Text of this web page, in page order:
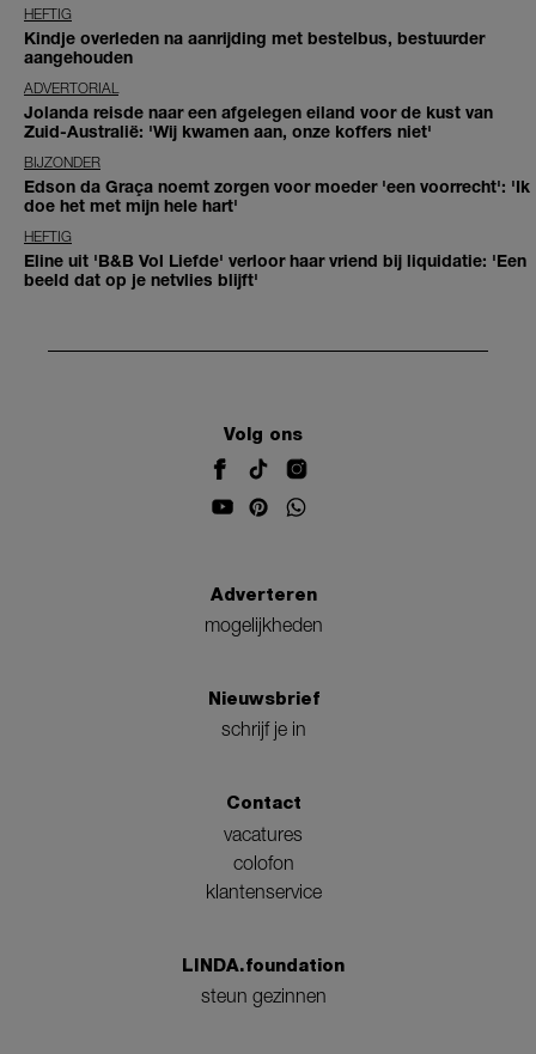
HEFTIG
Kindje overleden na aanrijding met bestelbus, bestuurder
aangehouden
ADVERTORIAL
Jolanda reisde naar een afgelegen eiland voor de kust van
Zuid-Australië: 'Wij kwamen aan, onze koffers niet'
BIJZONDER
Edson da Graça noemt zorgen voor moeder 'een voorrecht': 'Ik
doe het met mijn hele hart'
HEFTIG
Eline uit 'B&B Vol Liefde' verloor haar vriend bij liquidatie: 'Een
beeld dat op je netvlies blijft'
Volg ons
Adverteren
mogelijkheden
Nieuwsbrief
schrijf je in
Contact
vacatures
colofon
klantenservice
LINDA.foundation
steun gezinnen